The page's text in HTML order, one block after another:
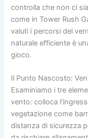
controlla che non ci
come in Tower Rush
valuti i percorsi del
naturale efficiente è
gioco.
Il Punto Nascosto:
Esaminiamo i tre
vento: colloca
vegetazione come
distanza di sicurezza